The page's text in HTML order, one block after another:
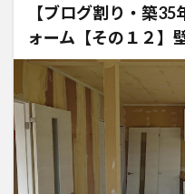
【ブログ割り・築
ォーム【その１２】